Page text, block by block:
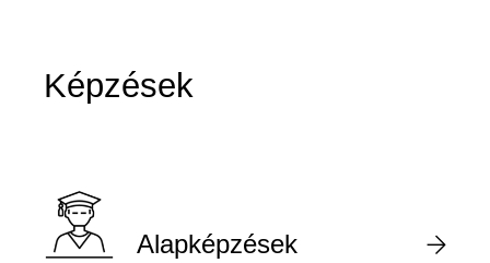
Képzések
Alapképzések